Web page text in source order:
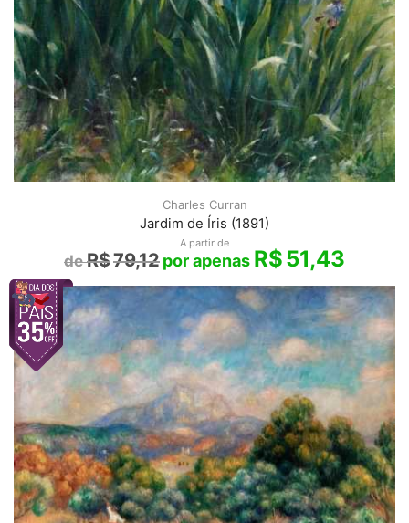
Charles Curran
Jardim de Íris (1891)
A partir de
R$79,12 R$51,43